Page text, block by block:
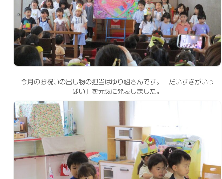
今月のお祝いの出し物の担当はゆり組さんです。「だいすきがいっ
ぱい」を元気に発表しました。